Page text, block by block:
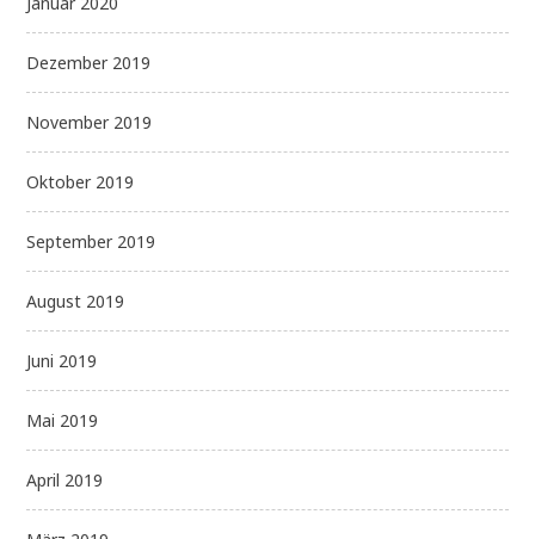
Dezember 2019
November 2019
Oktober 2019
September 2019
August 2019
Juni 2019
Mai 2019
April 2019